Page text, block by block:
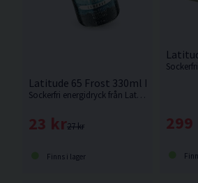
Latitude 65 Frost 330ml Lemonad
Sockerfri energidryck från Latitude 65 med smak av lemonad
27 kr
23 kr
Finns i lager